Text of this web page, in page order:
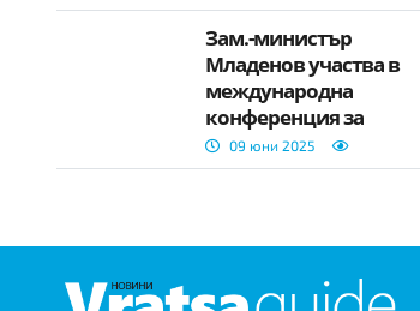
Зам.-министър
Младенов участва в
международна
конференция за
младежкото участие в
демократичния живо
09 юни 2025